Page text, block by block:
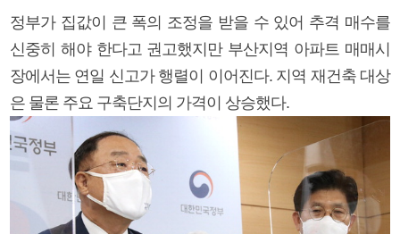
정부가 집값이 큰 폭의 조정을 받을 수 있어 추격 매수를
신중히 해야 한다고 권고했지만 부산지역 아파트 매매시
장에서는 연일 신고가 행렬이 이어진다. 지역 재건축 대상
은 물론 주요 구축단지의 가격이 상승했다.